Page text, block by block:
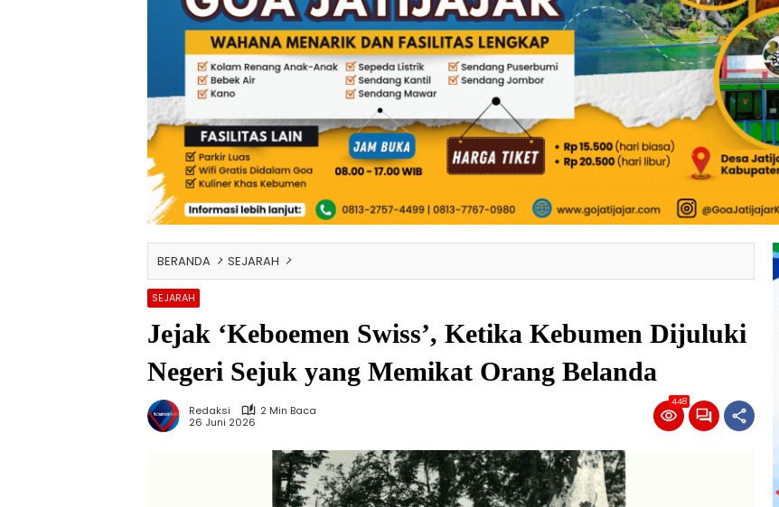
BERANDA SEJARAH
SEJARAH
Jejak ‘Keboemen Swiss’, Ketika Kebumen Dijuluki
Negeri Sejuk yang Memikat Orang Belanda
Redaksi
2 Min Baca
26 Juni 2026
448